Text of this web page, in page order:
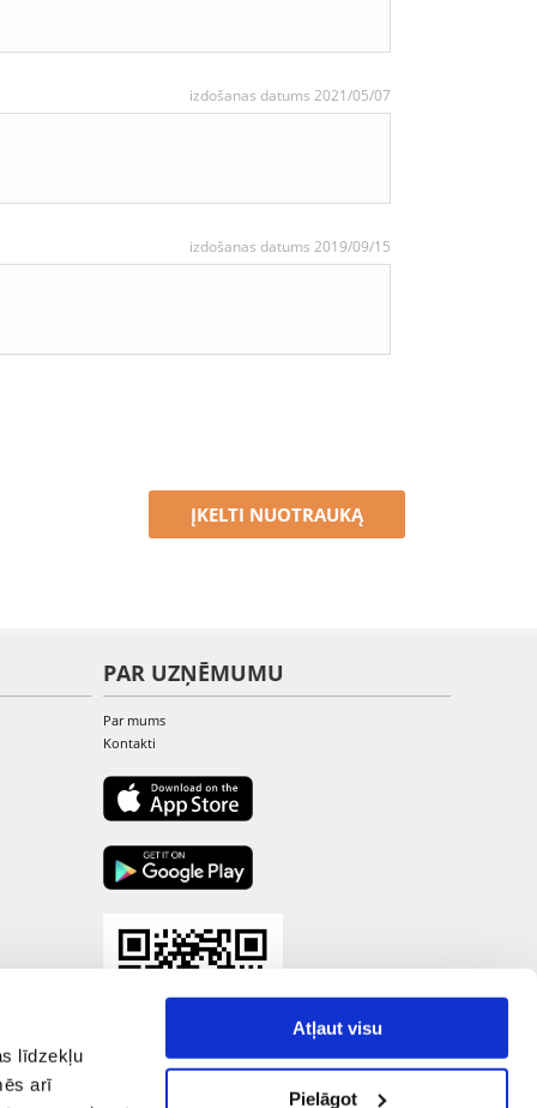
līdzekļu
arī
Atļaut visu
Pielāgot
izdošanas datums 2021/05/07
izdošanas datums 2019/09/15
ĮKELTI NUOTRAUKĄ
PAR UZŅĒMUMU
Par mums
Kontakti